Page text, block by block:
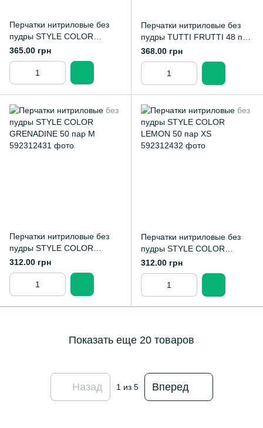
Перчатки нитриловые без
пудры STYLE COLOR
PRUNE 50 пар S
365.00 грн
Перчатки нитриловые без
пудры TUTTI FRUTTI 48 пар
S
368.00 грн
Перчатки нитриловые без
пудры STYLE COLOR
GRENADINE 50 пар М
312.00 грн
Перчатки нитриловые без
пудры STYLE COLOR
LEMON 50 пар XS
312.00 грн
Показать еще 20 товаров
Назад 1 из 5 Вперед